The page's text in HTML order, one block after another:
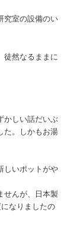
究室の設備のい
徒然なるままに
かしい話だいぶ
た。しかもお湯
しいポットがや
せんが、日本製
なりましたの